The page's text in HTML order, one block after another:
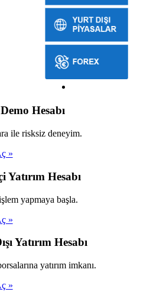
Hesabı
ile risksiz deneyim.
»
Yatırım Hesabı
yapmaya başla.
»
Yatırım Hesabı
yatırım imkanı.
»